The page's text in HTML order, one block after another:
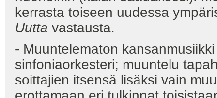
kerrasta toiseen uudessa
Uutta vastausta.
- Muuntelematon
sinfoniaorkesteri; muuntelu
soittajien itsensä lisäksi vain